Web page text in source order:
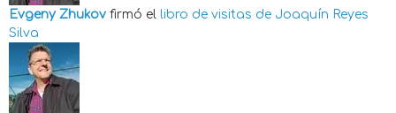
Evgeny Zhukov firmó el libro de visitas de Joaquín Reyes
Silva